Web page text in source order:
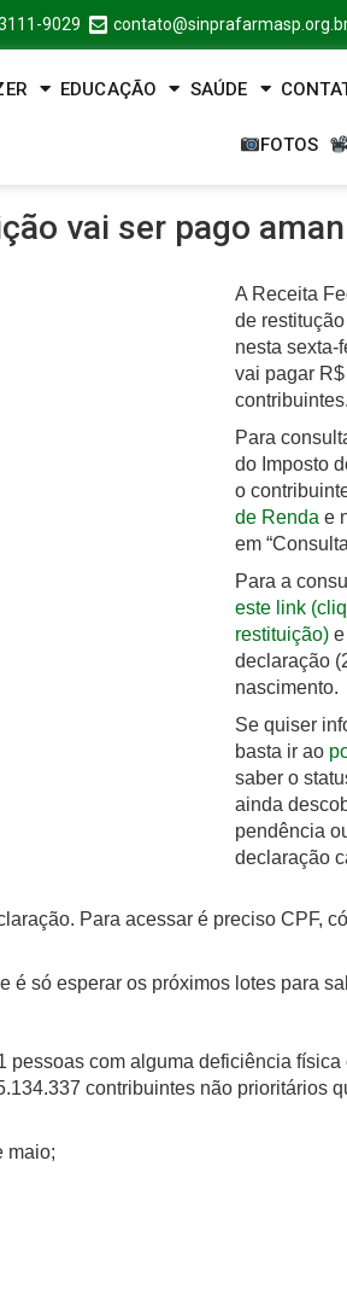
9029
EDUCAÇÃO SAÚDE
FOTOS
vai ser pago
A Receita
de
nesta sexta-
vai pagar
contribuintes.
Para
do Imposto
o
de Renda e
em
Para a
este link
restituição)
declaração
nascimento.
Se quiser
basta ir ao
saber o
ainda
pendência
declaração
Para acessar é preciso CPF,
é só esperar os próximos lotes para
com alguma deficiência
contribuintes não prioritários
maio;